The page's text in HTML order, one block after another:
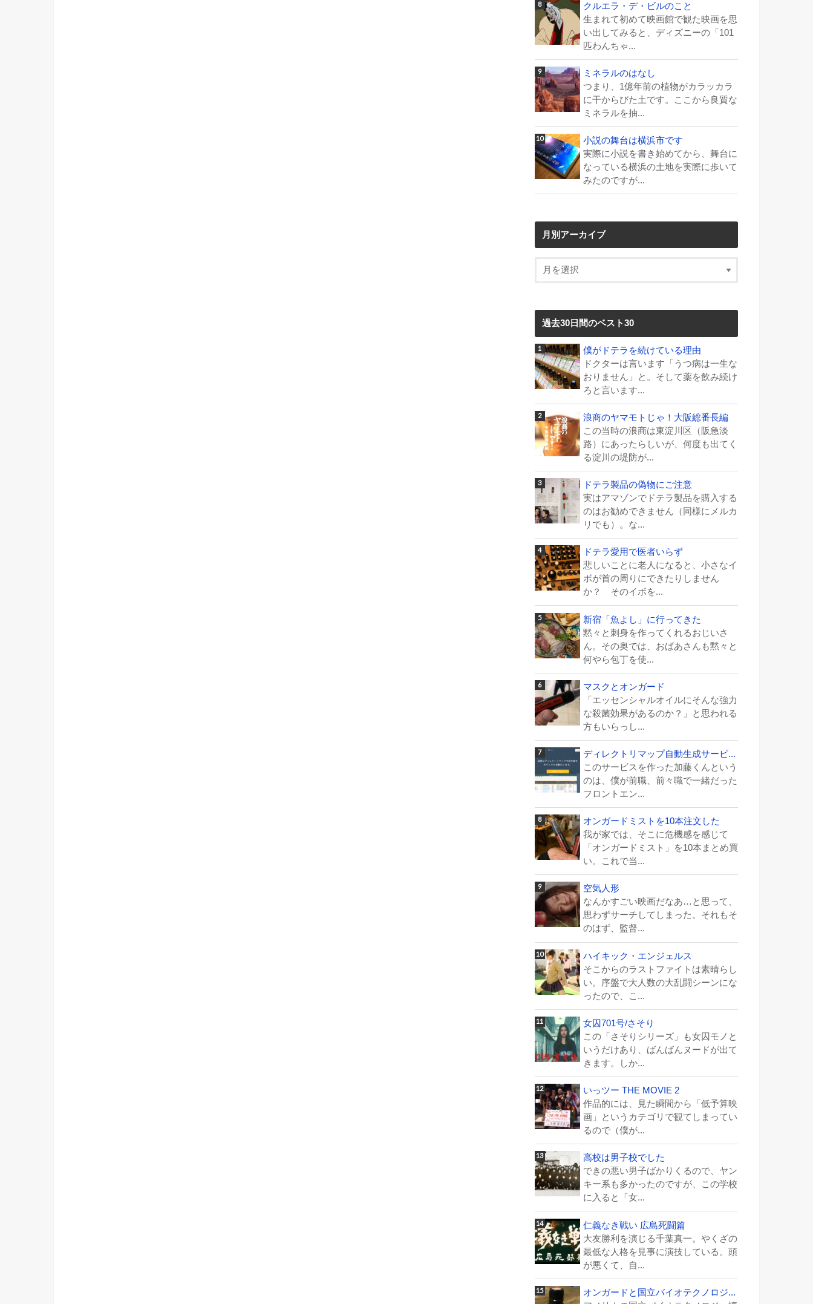
クルエラ・デ・ビルのこと
生まれて初めて映画館で観た映画を思
い出してみると、ディズニーの「101
匹わんちゃ...
ミネラルのはなし
つまり、1億年前の植物がカラッカラ
に干からびた土です。ここから良質な
ミネラルを抽...
小説の舞台は横浜市です
実際に小説を書き始めてから、舞台に
なっている横浜の土地を実際に歩いて
みたのですが...
月別アーカイブ
過去30日間のベスト30
僕がドテラを続けている理由
ドクターは言います「うつ病は一生な
おりません」と。そして薬を飲み続け
ろと言います...
浪商のヤマモトじゃ！大阪総番長編
この当時の浪商は東淀川区（阪急淡
路）にあったらしいが、何度も出てく
る淀川の堤防が...
ドテラ製品の偽物にご注意
実はアマゾンでドテラ製品を購入する
のはお勧めできません（同様にメルカ
リでも）。な...
ドテラ愛用で医者いらず
悲しいことに老人になると、小さなイ
ボが首の周りにできたりしません
か？ そのイボを...
新宿「魚よし」に行ってきた
黙々と刺身を作ってくれるおじいさ
ん。その奥では、おばあさんも黙々と
何やら包丁を使...
マスクとオンガード
「エッセンシャルオイルにそんな強力
な殺菌効果があるのか？」と思われる
方もいらっし...
ディレクトリマップ自動生成サービ...
このサービスを作った加藤くんという
のは、僕が前職、前々職で一緒だった
フロントエン...
オンガードミストを10本注文した
我が家では、そこに危機感を感じて
「オンガードミスト」を10本まとめ買
い。これで当...
空気人形
なんかすごい映画だなあ…と思って、
思わずサーチしてしまった。それもそ
のはず、監督...
ハイキック・エンジェルス
そこからのラストファイトは素晴らし
い。序盤で大人数の大乱闘シーンにな
ったので、こ...
女囚701号/さそり
この「さそりシリーズ」も女囚モノと
いうだけあり、ばんばんヌードが出て
きます。しか...
いっツー THE MOVIE 2
作品的には、見た瞬間から「低予算映
画」というカテゴリで観てしまってい
るので（僕が...
高校は男子校でした
できの悪い男子ばかりくるので、ヤン
キー系も多かったのですが、この学校
に入ると「女...
仁義なき戦い 広島死闘篇
大友勝利を演じる千葉真一。やくざの
最低な人格を見事に演技している。頭
が悪くて、自...
オンガードと国立バイオテクノロジ...